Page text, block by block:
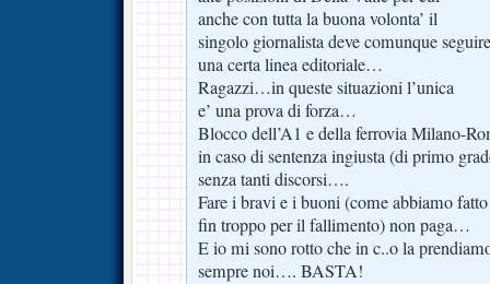
anche con tutta la buona volonta’ il
singolo giornalista deve comunque seguire
una certa linea editoriale…
Ragazzi…in queste situazioni l’unica
e’ una prova di forza…
Blocco dell’A1 e della ferrovia Milano-
in caso di sentenza ingiusta (di primo
senza tanti discorsi….
Fare i bravi e i buoni (come abbiamo fatto
fin troppo per il fallimento) non paga…
E io mi sono rotto che in c..o la
sempre noi…. BASTA!